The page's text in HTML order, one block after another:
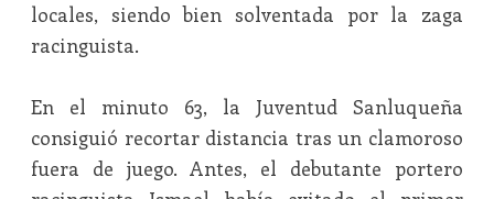
locales, siendo bien solventada por la zaga
racinguista.
En el minuto 63, la Juventud Sanluqueña
consiguió recortar distancia tras un clamoroso
fuera de juego. Antes, el debutante portero